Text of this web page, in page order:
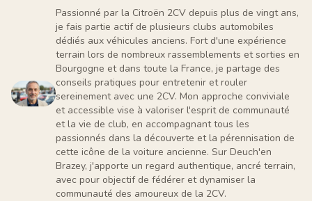
Passionné par la Citroën 2CV depuis plus de vingt ans,
je fais partie actif de plusieurs clubs automobiles
dédiés aux véhicules anciens. Fort d'une expérience
terrain lors de nombreux rassemblements et sorties en
Bourgogne et dans toute la France, je partage des
conseils pratiques pour entretenir et rouler
sereinement avec une 2CV. Mon approche conviviale
et accessible vise à valoriser l'esprit de communauté
et la vie de club, en accompagnant tous les
passionnés dans la découverte et la pérennisation de
cette icône de la voiture ancienne. Sur Deuch'en
Brazey, j'apporte un regard authentique, ancré terrain,
avec pour objectif de fédérer et dynamiser la
communauté des amoureux de la 2CV.